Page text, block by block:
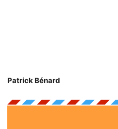
Patrick Bénard